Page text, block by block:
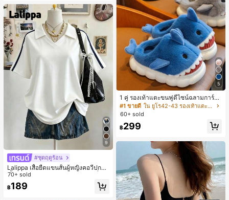
9
#ชุดฤดูร้อน
Lalippa เสื้อยืดแขนสั้นผู้หญิงคอวีปกคอ
เสื้อไหล่ตก สายถัก งานคราฟต์แฟชั่นมิ
นิมอล ของขวัญสำหรับเพื่อน
70+ sold
฿189
5
1 คู่ รองเท้าแตะขนฟูดีไซน์ฉลามการ์ตู
น น่ารักและสนุกสนาน เหมาะสำหรับฤดู
ใบไม้ร่วง/ฤดูหนาว รองเท้าแตะยูนิเซ็ก
กลางแจ้ง ช่วยให้เท้าของคุณอบอุ่นและ
สำหรับห้องนอนหรือห้องน้ำ
#1 ขายดี
ใน ยูโร42-43 รองเท้าแตะใส่ในบ้าน
60+ sold
฿299